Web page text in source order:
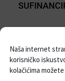
Naša internet
korisničko
kolačićima